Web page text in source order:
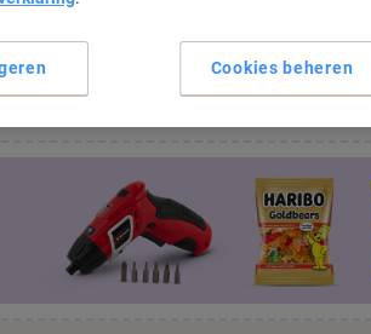
kantoormachines...
Cookies beheren